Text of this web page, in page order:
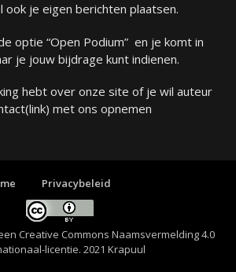
ook je eigen berichten plaatsen.
optie “Open Podium” en je komt in
je jouw bijdrage kunt indienen.
hebt over onze site of je wil auteur
(link) met ons opnemen
Privacybeleid
Creative Commons Naamsvermelding 4.0
licentie. 2021 Krapuul